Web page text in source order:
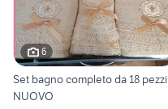
6
Set bagno completo da 18 pezzi
NUOVO